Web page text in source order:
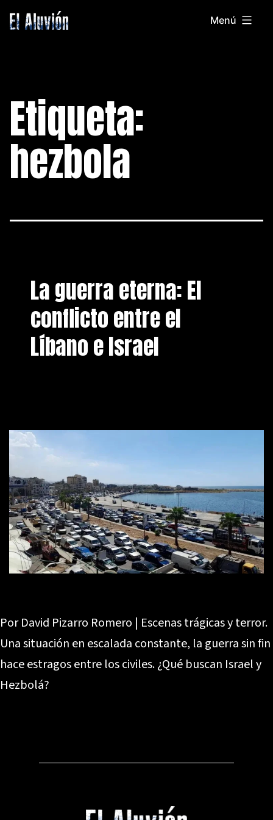
Saltar
El
Menú
Etiqueta:
hezbola
La guerra eterna: El
conflicto entre el
Líbano e Israel
Por David Pizarro Romero | Escenas trágicas y terror.
Una situación en escalada constante, la guerra sin fin
hace estragos entre los civiles. ¿Qué buscan Israel y
Hezbolá?